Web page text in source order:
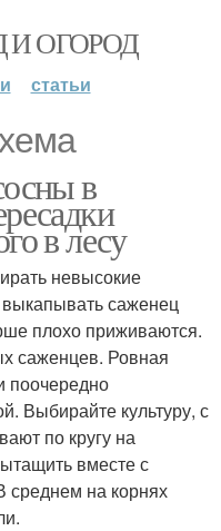
И ОГОРОД
статьи
в
в лесу
невысокие
саженец
плохо приживаются.
саженцев. Ровная
поочередно
Выбирайте культуру, с
по кругу на
вместе с
среднем на корнях